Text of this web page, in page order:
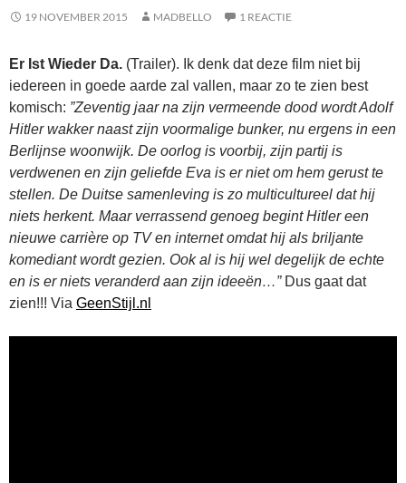
19 NOVEMBER 2015 MADBELLO 1 REACTIE
Er Ist Wieder Da. (Trailer). Ik denk dat deze film niet bij
iedereen in goede aarde zal vallen, maar zo te zien best
komisch: ”Zeventig jaar na zijn vermeende dood wordt Adolf
Hitler wakker naast zijn voormalige bunker, nu ergens in een
Berlijnse woonwijk. De oorlog is voorbij, zijn partij is
verdwenen en zijn geliefde Eva is er niet om hem gerust te
stellen. De Duitse samenleving is zo multicultureel dat hij
niets herkent. Maar verrassend genoeg begint Hitler een
nieuwe carrière op TV en internet omdat hij als briljante
komediant wordt gezien. Ook al is hij wel degelijk de echte
en is er niets veranderd aan zijn ideeën…”Dus gaat dat
zien!!! Via GeenStijl.nl